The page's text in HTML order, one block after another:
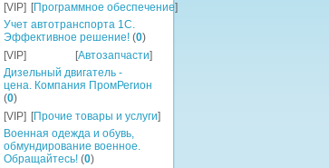
[VIP] [Программное обеспечение]
Учет автотранспорта 1C.
Эффективное решение! (0)
[VIP]
[Автозапчасти]
Дизельный двигатель -
цена. Компания ПромРегион
(0)
[VIP] [Прочие товары и услуги]
Военная одежда и обувь,
обмундирование военное.
Обращайтесь! (0)